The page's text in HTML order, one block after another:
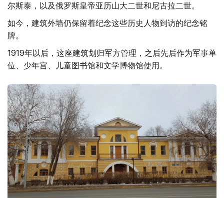
尔斯泰，以及俄罗斯皇帝亚历山大二世和尼古拉二世。
如今，建筑外墙仍保留着纪念这些历史人物到访的纪念铭
牌。
1919年以后，这座建筑划归军方管理，之后先后作为军事单
位、少年宫、儿童图书馆和文学博物馆使用。